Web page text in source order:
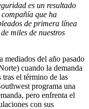
es un resultado
que ha
de primera línea
miles de nuestros
mediados del año pasado
cuando la demanda
tras el término de las
programa una
pero enfrenta el
con sus